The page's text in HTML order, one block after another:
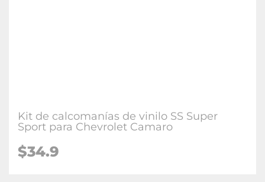
Kit de calcomanías de vinilo SS Super
Sport para Chevrolet Camaro
$34.9